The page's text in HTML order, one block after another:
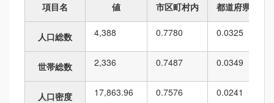
項目名 値 市区町村内 都道府県内
人口総数 4,388 0.7780 0.0325
世帯総数 2,336 0.7487 0.0349
人口密度 17,863.96 0.7576 0.0241